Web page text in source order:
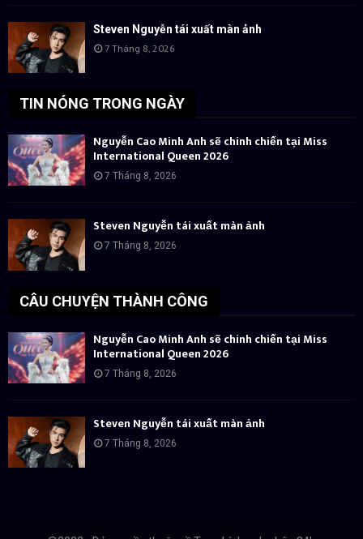
Steven Nguyễn tái xuất màn ảnh
7 Tháng 8, 2026
TIN NÓNG TRONG NGÀY
Nguyễn Cao Minh Anh sẽ chinh chiến tại Miss
International Queen 2026
7 Tháng 8, 2026
Steven Nguyễn tái xuất màn ảnh
7 Tháng 8, 2026
CÂU CHUYỆN THÀNH CÔNG
Nguyễn Cao Minh Anh sẽ chinh chiến tại Miss
International Queen 2026
7 Tháng 8, 2026
Steven Nguyễn tái xuất màn ảnh
7 Tháng 8, 2026